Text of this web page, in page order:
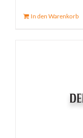
In den Warenkorb